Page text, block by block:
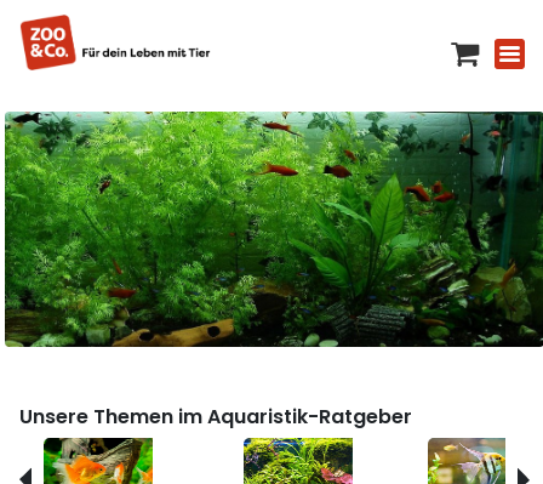
Unsere Themen im Aquaristik-Ratgeber